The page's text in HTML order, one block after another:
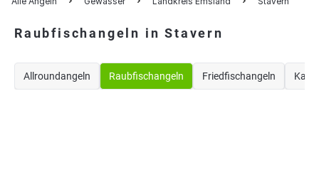
Raubfischangeln in Stavern
Allroundangeln Raubfischangeln Friedfischangeln